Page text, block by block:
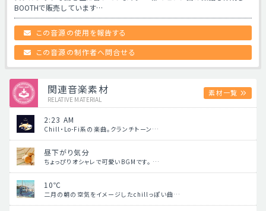
BOOTHで販売しています…
この音源の使用を報告する
この音源の制作者へ問合せる
関連音楽素材
RELATIVE MATERIAL
素材一覧
2:23 AM
Chill・Lo-Fi系の楽曲。クランチトーン…
昼下がり気分
ちょっぴりオシャレで可愛いBGMです。 …
10℃
二月の朝の空気をイメージしたchillっぽい曲…